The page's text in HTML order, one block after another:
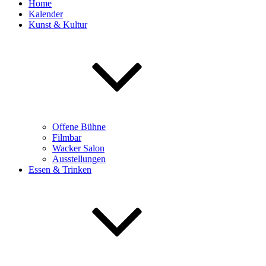
Home
Kalender
Kunst & Kultur
Offene Bühne
Filmbar
Wacker Salon
Ausstellungen
Essen & Trinken